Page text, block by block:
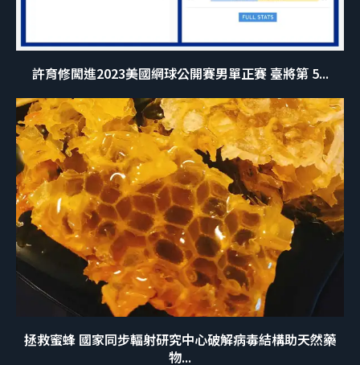
許育修闖進2023美國網球公開賽男單正賽 臺將第 5...
拯救蜜蜂 國家同步輻射研究中心破解病毒結構助天然藥
物...